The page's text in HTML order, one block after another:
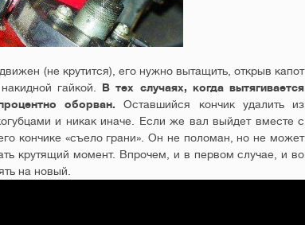
(не крутится), его нужно вытащить, открыв капот
гайкой. В тех случаях, когда вытягивается
оборван. Оставшийся кончик удалить из
и никак иначе. Если же вал выйдет вместе с
кончике «съело грани». Он не поломан, но не может
крутящий момент. Впрочем, и в первом случае, и во
на новый.